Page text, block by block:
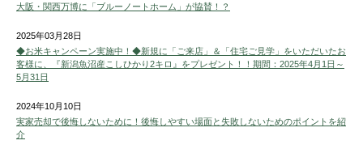
大阪・関西万博に「ブルーノートホーム」が協賛！？
2025年03月28日
◆お米キャンペーン実施中！◆新規に「ご来店」＆「住宅ご見学」をいただいたお
客様に、『新潟魚沼産こしひかり2キロ』をプレゼント！！期間：2025年4月1日～
5月31日
2024年10月10日
実家売却で後悔しないために！後悔しやすい場面と失敗しないためのポイントを紹
介